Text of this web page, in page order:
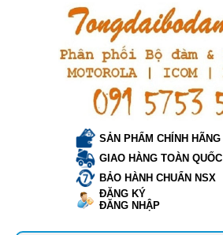
SẢN PHẨM CHÍNH HÃNG
GIAO HÀNG TOÀN QUỐC
BẢO HÀNH CHUẨN NSX
ĐĂNG KÝ
ĐĂNG NHẬP